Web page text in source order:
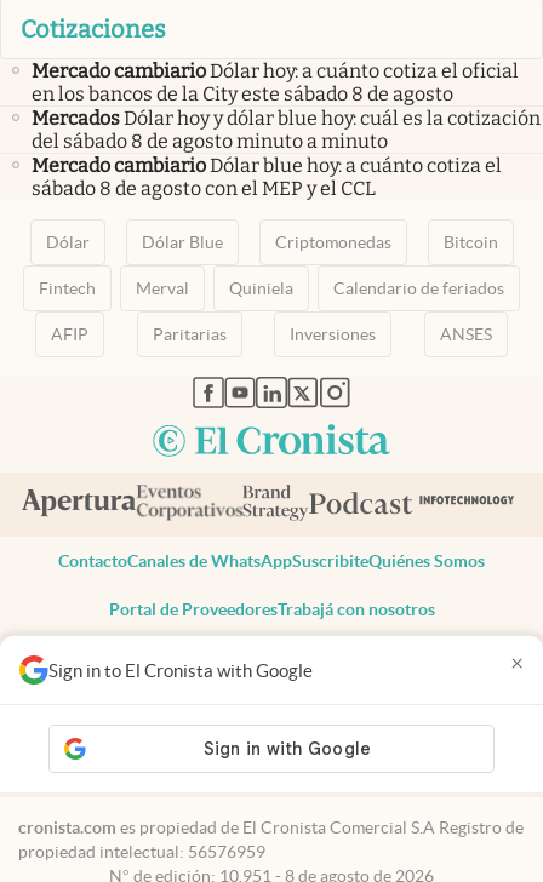
Sign in to El Cronista with Google ×
Cotizaciones
Mercado cambiarioDólar hoy: a cuánto cotiza el oficial
en los bancos de la City este sábado 8 de agosto
MercadosDólar hoy y dólar blue hoy: cuál es la cotización
del sábado 8 de agosto minuto a minuto
Mercado cambiarioDólar blue hoy: a cuánto cotiza el
sábado 8 de agosto con el MEP y el CCL
Dólar Dólar Blue Criptomonedas Bitcoin
Fintech Merval Quiniela Calendario de feriados
AFIP Paritarias Inversiones ANSES
abre en nueva pestaña
abre en nueva pestaña
abre en nueva pestaña
abre en nueva pestaña
abre en nueva pestaña
ContactoCanales de WhatsAppSuscribiteQuiénes Somos
Portal de ProveedoresTrabajá con nosotros
Todos los derechos reservados
Privacidad
Consentimiento
Tel:+54 11 7078-3270
cronista.com es propiedad de El Cronista Comercial S.A Registro de
propiedad intelectual: 56576959
N° de edición: 10.951 - 8 de agosto de 2026